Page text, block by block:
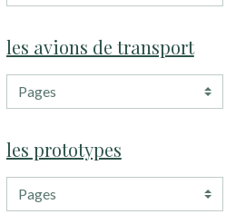
les avions de transport
les prototypes